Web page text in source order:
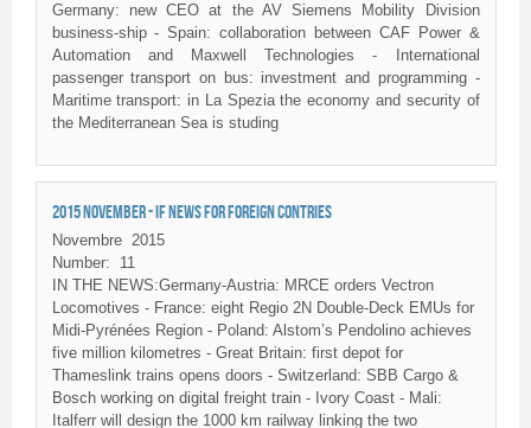
Germany: new CEO at the AV Siemens Mobility Division
business-ship - Spain: collaboration between CAFPower &
Automation and Maxwell Technologies - International
passenger transport on bus: investment and programming -
Maritime transport: in La Speziathe economy and security of
the Mediterranean Sea is studing
2015 NOVEMBER - IF NEWS FOR FOREIGN CONTRIES
Novembre
2015
Number:
11
IN THE NEWS:Germany-Austria: MRCE orders Vectron
Locomotives - France: eight Regio 2NDouble-Deck EMUs for
Midi-Pyrénées Region - Poland: Alstom’s Pendolinoachieves
five million kilometres - Great Britain: first depot for
Thameslink trains opens doors - Switzerland: SBB Cargo &
Bosch working on digital freight train - Ivory Coast - Mali:
Italferrwill design the 1000 km railway linking the two